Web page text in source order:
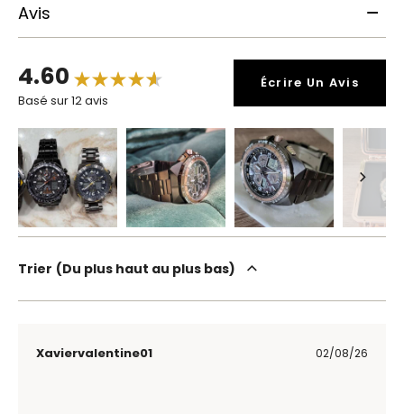
Avis
4.60
Basé sur 12 avis
Écrire Un Avis
Trier Du plus haut au plus bas
Xaviervalentine01 02/08/26